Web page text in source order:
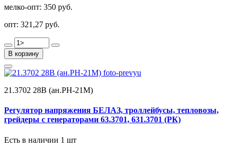
мелко-опт: 350 руб.
опт: 321,27 руб.
В корзину
21.3702 28В (ан.РН-21М)
Регулятор напряжения БЕЛАЗ, троллейбусы, тепловозы,
грейдеры с генераторами 63.3701, 631.3701 (РК)
Есть в наличии 1 шт